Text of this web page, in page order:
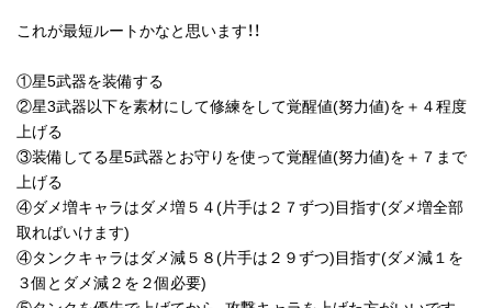
これが最短ルートかなと思います！！
①星5武器を装備する
②星3武器以下を素材にして修練をして覚醒値(努力値)を＋４程度
上げる
③装備してる星5武器とお守りを使って覚醒値(努力値)を＋７まで
上げる
④ダメ増キャラはダメ増５４(片手は２７ずつ)目指す(ダメ増全部
取ればいけます)
④タンクキャラはダメ減５８(片手は２９ずつ)目指す(ダメ減１を
３個とダメ減２を２個必要)